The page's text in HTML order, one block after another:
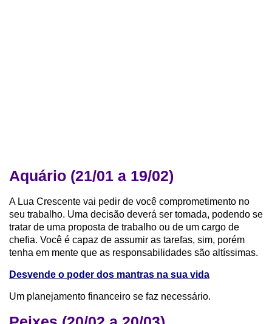
Aquário (21/01 a 19/02)
A Lua Crescente vai pedir de você comprometimento no
seu trabalho. Uma decisão deverá ser tomada, podendo se
tratar de uma proposta de trabalho ou de um cargo de
chefia. Você é capaz de assumir as tarefas, sim, porém
tenha em mente que as responsabilidades são altíssimas.
Desvende o poder dos mantras na sua vida
Um planejamento financeiro se faz necessário.